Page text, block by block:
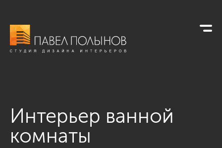
Интерьер ванной
комнаты